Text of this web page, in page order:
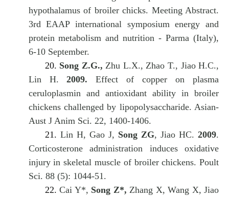
hypothalamus of broiler chicks. Meeting Abstract.
3rd EAAP international symposium energy and
protein metabolism and nutrition - Parma (Italy),
6-10 September.
20. Song Z.G., Zhu L.X., Zhao T., Jiao H.C.,
Lin H.2009. Effect of copper on plasma
ceruloplasmin and antioxidant ability in broiler
chickens challenged by lipopolysaccharide. Asian-
Aust J Anim Sci. 22, 1400-1406.
21. Lin H, Gao J, Song ZG, Jiao HC.2009.
Corticosterone administration induces oxidative
injury in skeletal muscle of broiler chickens. Poult
Sci. 88 (5): 1044-51.
22.Cai Y*, Song Z*, Zhang X, Wang X, Jiao